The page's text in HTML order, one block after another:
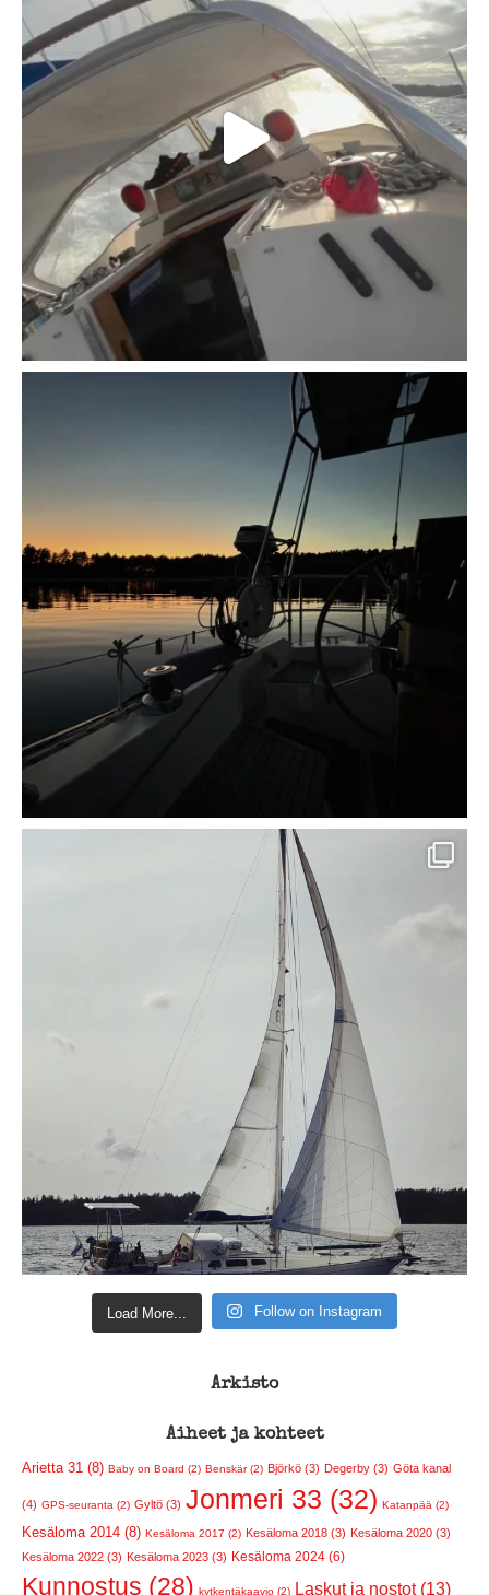
Load More... Follow on Instagram
Arkisto
Aiheet ja kohteet
Arietta 31 (8) Baby on Board (2) Benskär (2) Björkö (3) Degerby (3) Göta kanal
(4) GPS-seuranta (2) Gyltö (3) Jonmeri 33 (32) Katanpää (2)
Kesäloma 2014 (8) Kesäloma 2017 (2) Kesäloma 2018 (3) Kesäloma 2020 (3)
Kesäloma 2022 (3) Kesäloma 2023 (3) Kesäloma 2024 (6)
Kunnostus (28) kytkentäkaavio (2) Laskut ja nostot (13)